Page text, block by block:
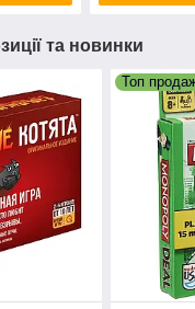
та новинки
Топ